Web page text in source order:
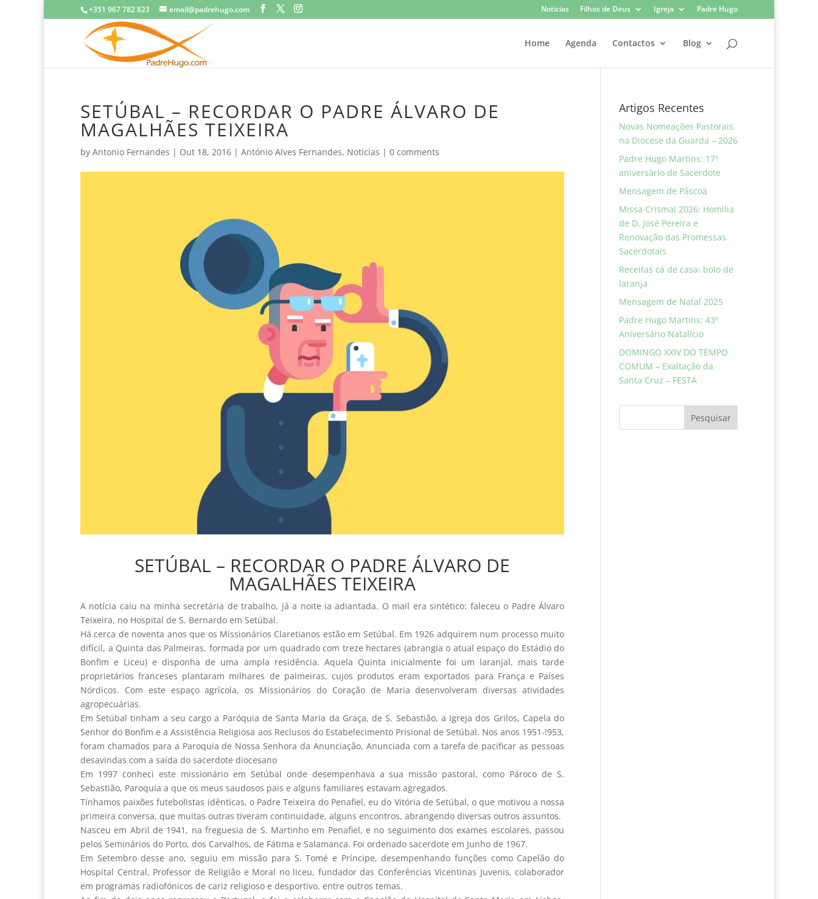
+351 967 782 823 email@padrehugo.com Noticias Filhos de Deus Igreja Padre Hugo
Home Agenda Contactos Blog
SETÚBAL – RECORDAR O PADRE ÁLVARO DE
MAGALHÃES TEIXEIRA
by Antonio Fernandes | Out 18, 2016 | António Alves Fernandes, Noticias | 0 comments
SETÚBAL – RECORDAR O PADRE ÁLVARO DE
MAGALHÃES TEIXEIRA
A notícia caiu na minha secretária de trabalho, já a noite ia adiantada. O mail era sintético: faleceu o Padre Álvaro
Teixeira, no Hospital de S. Bernardo em Setúbal.
Há cerca de noventa anos que os Missionários Claretianos estão em Setúbal. Em 1926 adquirem num processo muito
difícil, a Quinta das Palmeiras, formada por um quadrado com treze hectares (abrangia o atual espaço do Estádio do
Bonfim e Liceu) e disponha de uma ampla residência. Aquela Quinta inicialmente foi um laranjal, mais tarde
proprietários franceses plantaram milhares de palmeiras, cujos produtos eram exportados para França e Países
Nórdicos. Com este espaço agrícola, os Missionários do Coração de Maria desenvolveram diversas atividades
agropecuárias.
Em Setúbal tinham a seu cargo a Paróquia de Santa Maria da Graça, de S. Sebastião, a Igreja dos Grilos, Capela do
Senhor do Bonfim e a Assistência Religiosa aos Reclusos do Estabelecimento Prisional de Setúbal. Nos anos 1951-!953,
foram chamados para a Paroquia de Nossa Senhora da Anunciação, Anunciada com a tarefa de pacificar as pessoas
desavindas com a saída do sacerdote diocesano
Em 1997 conheci este missionário em Setúbal onde desempenhava a sua missão pastoral, como Pároco de S.
Sebastião, Paroquia a que os meus saudosos pais e alguns familiares estavam agregados.
Tínhamos paixões futebolistas idênticas, o Padre Teixeira do Penafiel, eu do Vitória de Setúbal, o que motivou a nossa
primeira conversa, que muitas outras tiveram continuidade, alguns encontros, abrangendo diversas outros assuntos.
Nasceu em Abril de 1941, na freguesia de S. Martinho em Penafiel, e no seguimento dos exames escolares, passou
pelos Seminários do Porto, dos Carvalhos, de Fátima e Salamanca. Foi ordenado sacerdote em Junho de 1967.
Em Setembro desse ano, seguiu em missão para S. Tomé e Príncipe, desempenhando funções como Capelão do
Hospital Central, Professor de Religião e Moral no liceu, fundador das Conferências Vicentinas Juvenis, colaborador
em programas radiofónicos de cariz religioso e desportivo, entre outros temas.
Artigos Recentes
Novas Nomeações Pastorais
na Diocese da Guarda – 2026
Padre Hugo Martins: 17º
aniversário de Sacerdote
Mensagem de Páscoa
Missa Crismal 2026: Homilia
de D. José Pereira e
Renovação das Promessas
Sacerdotais
Receitas cá de casa: bolo de
laranja
Mensagem de Natal 2025
Padre Hugo Martins: 43º
Aniversário Natalício
DOMINGO XXIV DO TEMPO
COMUM – Exaltação da
Santa Cruz – FESTA
Pesquisar